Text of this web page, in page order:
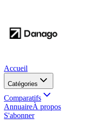
Accueil
Catégories
Comparatifs
AnnuaireÀ propos
S'abonner